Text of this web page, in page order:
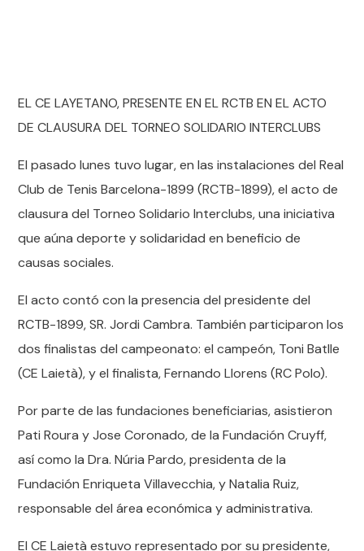
EL CE LAYETANO, PRESENTE EN EL RCTB EN EL ACTO
DE CLAUSURA DEL TORNEO SOLIDARIO INTERCLUBS
El pasado lunes tuvo lugar, en las instalaciones del Real
Club de Tenis Barcelona-1899 (RCTB-1899), el acto de
clausura del Torneo Solidario Interclubs, una iniciativa
que aúna deporte y solidaridad en beneficio de
causas sociales.
El acto contó con la presencia del presidente del
RCTB-1899, SR. Jordi Cambra. También participaron los
dos finalistas del campeonato: el campeón, Toni Batlle
(CE Laietà), y el finalista, Fernando Llorens (RC Polo).
Por parte de las fundaciones beneficiarias, asistieron
Pati Roura y Jose Coronado, de la Fundación Cruyff,
así como la Dra. Núria Pardo, presidenta de la
Fundación Enriqueta Villavecchia, y Natalia Ruiz,
responsable del área económica y administrativa.
El CE Laietà estuvo representado por su presidente,